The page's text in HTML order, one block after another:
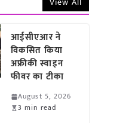
आईसीएआर ने
विकसित किया
अफ्रीकी स्वाइन
फीवर का टीका
August 5, 2026
3 min read